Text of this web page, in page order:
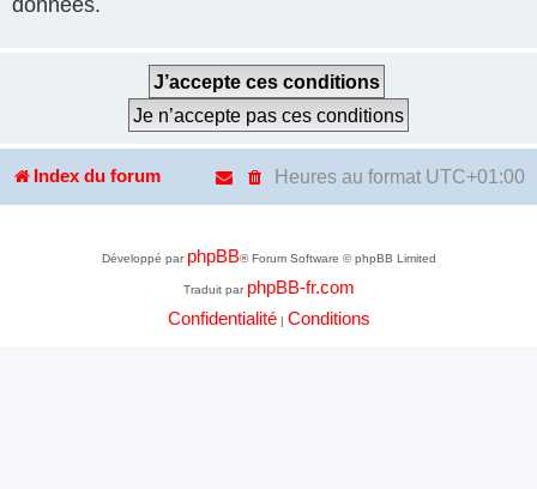
données.
Index du forum Heures au format UTC+01:00
Développé par phpBB® Forum Software © phpBB Limited
Traduit par phpBB-fr.com
Confidentialité| Conditions